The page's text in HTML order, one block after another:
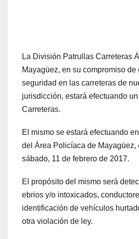
La División Patrullas Carreteras
Mayagüez, en su compromiso de
seguridad en las carreteras de
jurisdicción, estará efectuando
Carreteras.
El mismo se estará efectuando
del Área Policíaca de Mayagüez,
sábado, 11 de febrero de 2017.
El propósito del mismo será
ebrios y/o intoxicados,
identificación de vehículos
otra violación de ley.